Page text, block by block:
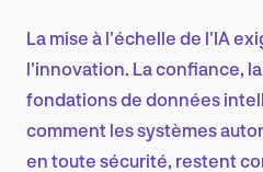
EN
La mise à l'échelle de l'IA
l'innovation. La confiance,
fondations de données
comment les systèmes
en toute sécurité, restent